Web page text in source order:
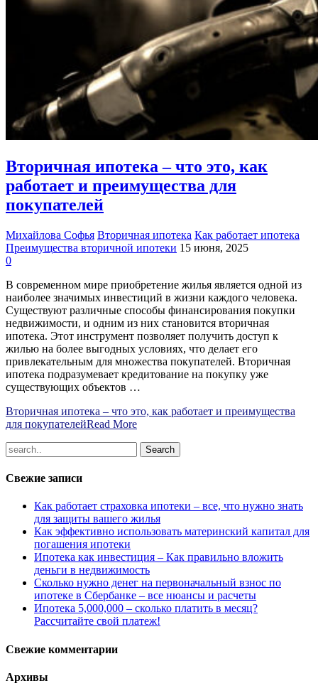
Вторичная ипотека – что это, как
работает и преимущества для
покупателей
Михайлова Софья Вторичная ипотека Как работает ипотека
Преимущества вторичной ипотеки 15 июня, 2025
0
В современном мире приобретение жилья является одной из
наиболее значимых инвестиций в жизни каждого человека.
Существуют различные способы финансирования покупки
недвижимости, и одним из них становится вторичная
ипотека. Этот инструмент позволяет получить доступ к
жилью на более выгодных условиях, что делает его
привлекательным для множества покупателей. Вторичная
ипотека подразумевает кредитование на покупку уже
существующих объектов …
Вторичная ипотека – что это, как работает и преимущества
для покупателейRead More
Свежие записи
Как работает страховка ипотеки – все, что нужно знать
для защиты вашего жилья
Как эффективно использовать материнский капитал для
погашения ипотеки
Ипотека как инвестиция – Как правильно вложить
деньги в недвижимость
Сколько нужно денег на первоначальный взнос по
ипотеке в Сбербанке – все нюансы и расчеты
Ипотека 5,000,000 – сколько платить в месяц?
Рассчитайте свой платеж!
Свежие комментарии
Архивы